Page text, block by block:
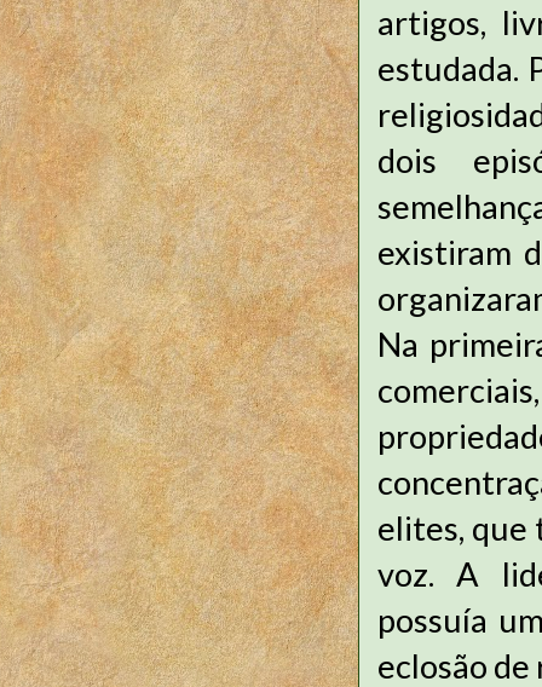
artigos,
estudada.
dois
existiram
Na
elites, que
voz. A
possuía
eclosão